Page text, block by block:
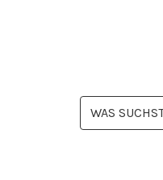
WAS
SUCHST